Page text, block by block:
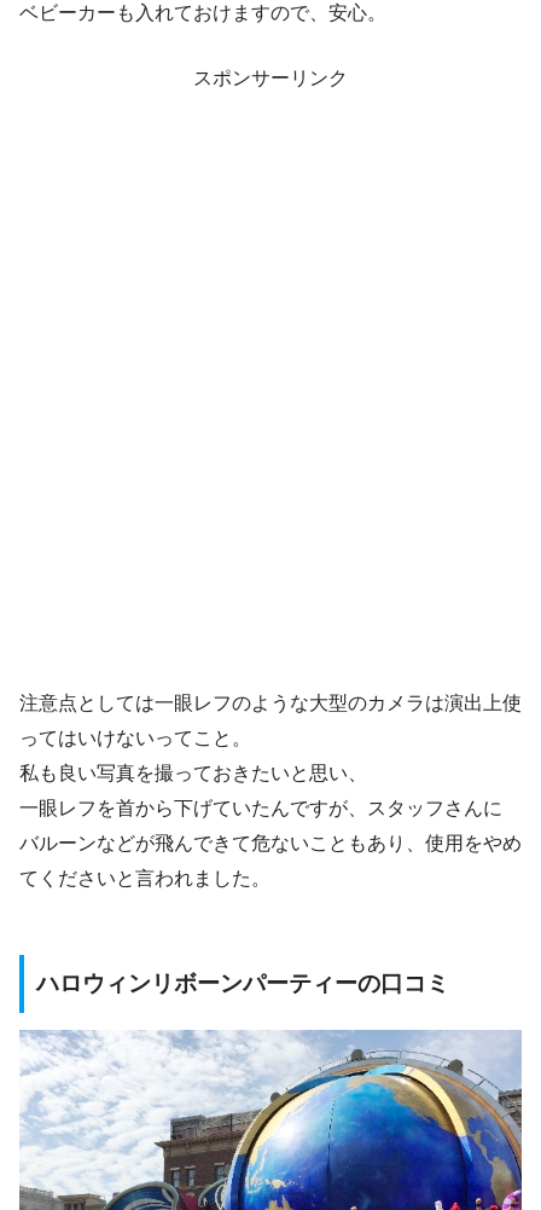
ベビーカーも入れておけますので、安心。
スポンサーリンク
注意点としては一眼レフのような大型のカメラは演出上使
ってはいけないってこと。
私も良い写真を撮っておきたいと思い、
一眼レフを首から下げていたんですが、スタッフさんに
バルーンなどが飛んできて危ないこともあり、使用をやめ
てくださいと言われました。
ハロウィンリボーンパーティーの口コミ